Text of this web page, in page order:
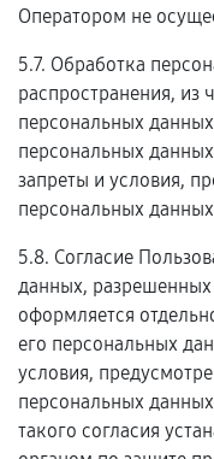
Оператором не
5.7. Обработка
распространения, из
персональных
персональных
запреты и условия,
персональных
5.8. Согласие
данных, разрешенных
оформляется
его персональных
условия,
персональных
такого согласия